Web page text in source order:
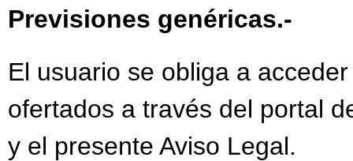
Previsiones genéricas.-
El usuario se obliga a
ofertados a través del portal
y el presente Aviso Legal.